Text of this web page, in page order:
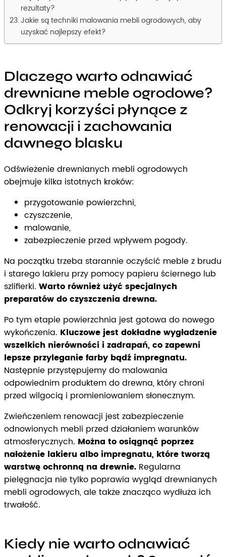
rezultaty?
Jakie są techniki malowania mebli ogrodowych, aby
uzyskać najlepszy efekt?
Dlaczego warto odnawiać
drewniane meble ogrodowe?
Odkryj korzyści płynące z
renowacji i zachowania
dawnego blasku
Odświeżenie drewnianych mebli ogrodowych
obejmuje kilka istotnych kroków:
przygotowanie powierzchni,
czyszczenie,
malowanie,
zabezpieczenie przed wpływem pogody.
Na początku trzeba starannie oczyścić meble z brudu
i starego lakieru przy pomocy papieru ściernego lub
szlifierki. Warto również użyć specjalnych
preparatów do czyszczenia drewna.
Po tym etapie powierzchnia jest gotowa do nowego
wykończenia. Kluczowe jest dokładne wygładzenie
wszelkich nierówności i zadrapań, co zapewni
lepsze przyleganie farby bądź impregnatu.
Następnie przystępujemy do malowania
odpowiednim produktem do drewna, który chroni
przed wilgocią i promieniowaniem słonecznym.
Zwieńczeniem renowacji jest zabezpieczenie
odnowionych mebli przed działaniem warunków
atmosferycznych. Można to osiągnąć poprzez
nałożenie lakieru albo impregnatu, które tworzą
warstwę ochronną na drewnie. Regularna
pielęgnacja nie tylko poprawia wygląd drewnianych
mebli ogrodowych, ale także znacząco wydłuża ich
trwałość.
Kiedy nie warto odnawiać